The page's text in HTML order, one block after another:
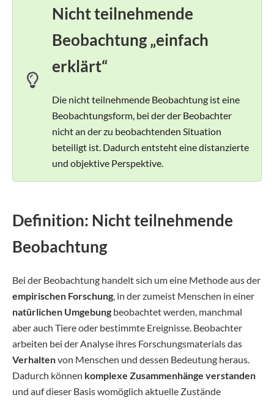
Nicht teilnehmende
Beobachtung „einfach
erklärt“
Die nicht teilnehmende Beobachtung ist eine
Beobachtungsform, bei der der Beobachter
nicht an der zu beobachtenden Situation
beteiligt ist. Dadurch entsteht eine distanzierte
und objektive Perspektive.
Definition: Nicht teilnehmende
Beobachtung
Bei der Beobachtung handelt sich um eine Methode aus der
empirischen Forschung , in der zumeist Menschen in einer
natürlichen Umgebung beobachtet werden, manchmal
aber auch Tiere oder bestimmte Ereignisse. Beobachter
arbeiten bei der Analyse ihres Forschungsmaterials das
Verhaltenvon Menschen und dessen Bedeutung heraus.
Dadurch können komplexe Zusammenhänge verstanden
und auf dieser Basis womöglich aktuelle Zustände